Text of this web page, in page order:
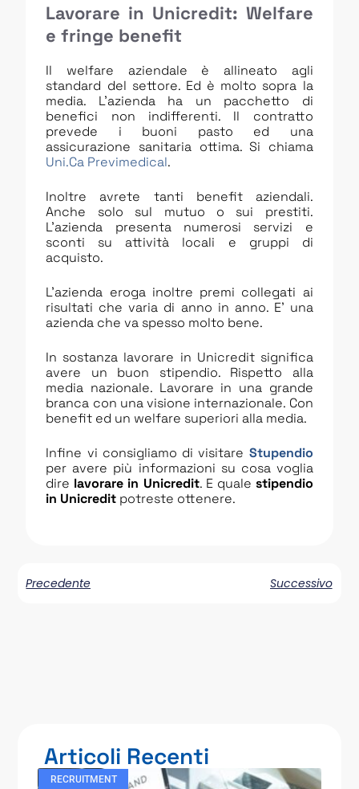
Lavorare in Unicredit: Welfare
e fringe benefit
Il welfare aziendale è allineato agli
standard del settore. Ed è molto sopra la
media. L’azienda ha un pacchetto di
benefici non indifferenti. Il contratto
prevede i buoni pasto ed una
assicurazione sanitaria ottima. Si chiama
Uni.Ca Previmedical.
Inoltre avrete tanti benefit aziendali.
Anche solo sul mutuo o sui prestiti.
L’azienda presenta numerosi servizi e
sconti su attività locali e gruppi di
acquisto.
L’azienda eroga inoltre premi collegati ai
risultati che varia di anno in anno. E’ una
azienda che va spesso molto bene.
In sostanza lavorare in Unicredit significa
avere un buon stipendio. Rispetto alla
media nazionale. Lavorare in una grande
branca con una visione internazionale. Con
benefit ed un welfare superiori alla media.
Infine vi consigliamo di visitare Stupendio
per avere più informazioni su cosa voglia
dire lavorare in Unicredit. E quale stipendio
in Unicredit potreste ottenere.
Precedente Successivo
Articoli Recenti
RECRUITMENT